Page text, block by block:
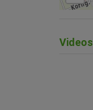
Videos